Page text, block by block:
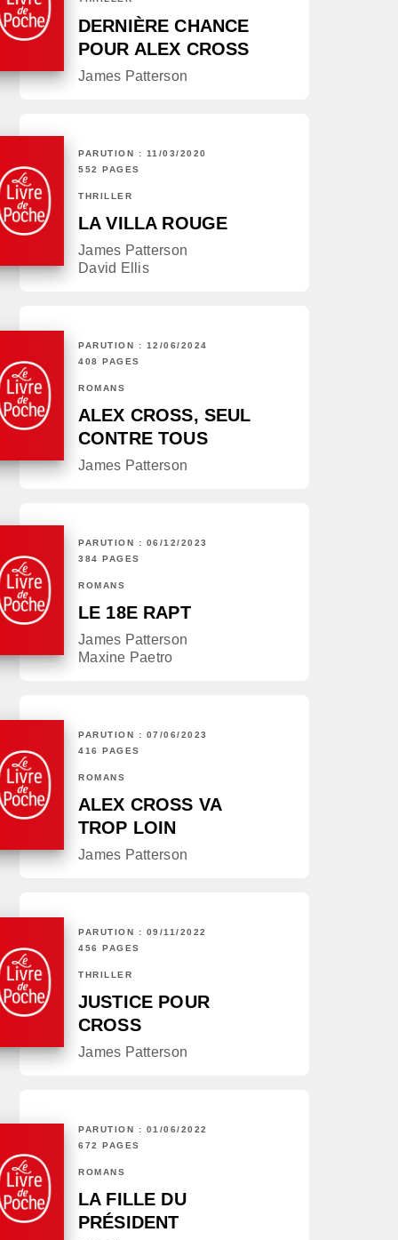
DERNIÈRE CHANCE
POUR ALEX CROSS
James Patterson
PARUTION : 11/03/2020
552 PAGES
THRILLER
LA VILLA ROUGE
James Patterson
David Ellis
PARUTION : 12/06/2024
408 PAGES
ROMANS
ALEX CROSS, SEUL
CONTRE TOUS
James Patterson
PARUTION : 06/12/2023
384 PAGES
ROMANS
LE 18E RAPT
James Patterson
Maxine Paetro
PARUTION : 07/06/2023
416 PAGES
ROMANS
ALEX CROSS VA
TROP LOIN
James Patterson
PARUTION : 09/11/2022
456 PAGES
THRILLER
JUSTICE POUR
CROSS
James Patterson
PARUTION : 01/06/2022
672 PAGES
ROMANS
LA FILLE DU
PRÉSIDENT